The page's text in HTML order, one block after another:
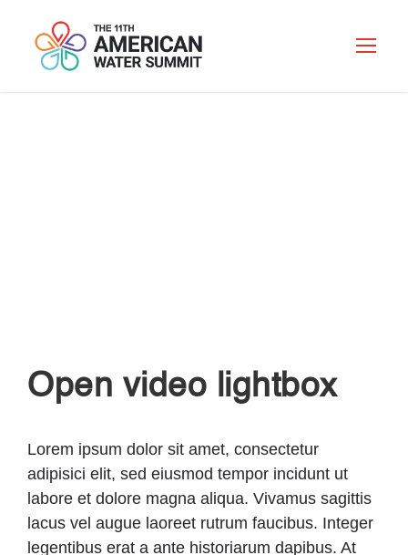
Open video lightbox
Lorem ipsum dolor sit amet, consectetur
adipisici elit, sed eiusmod tempor incidunt ut
labore et dolore magna aliqua. Vivamus sagittis
lacus vel augue laoreet rutrum faucibus. Integer
legentibus erat a ante historiarum dapibus. At